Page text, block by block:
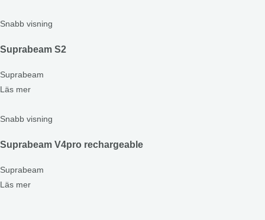
Snabb visning
Suprabeam S2
Suprabeam
Läs mer
Snabb visning
Suprabeam V4pro rechargeable
Suprabeam
Läs mer